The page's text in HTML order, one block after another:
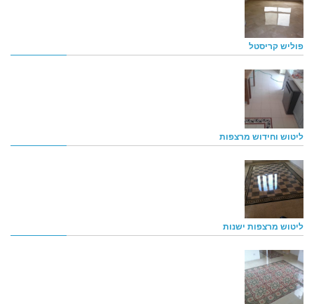
פוליש קריסטל
ליטוש וחידוש מרצפות
ליטוש מרצפות ישנות